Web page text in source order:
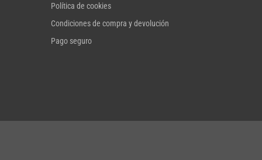
Política de cookies
Condiciones de compra y devolución
Pago seguro